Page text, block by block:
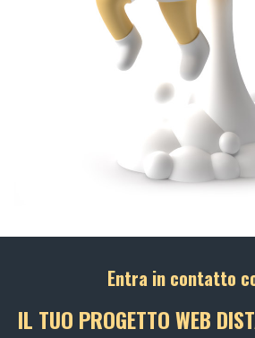
Entra in contatto
IL TUO PROGETTO WEB